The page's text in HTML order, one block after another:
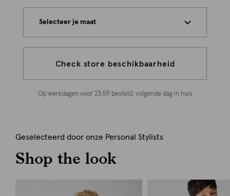
Selecteer je maat
Check store beschikbaarheid
Op werkdagen voor 23:59 besteld, volgende dag in huis
Geselecteerd door onze Personal Stylists
Shop the look